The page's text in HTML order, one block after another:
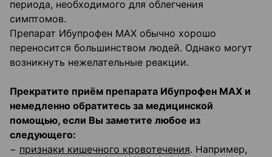
периода, необходимого для облегчения
симптомов.
Препарат Ибупрофен МАХ обычно хорошо
переносится большинством людей. Однако могут
возникнуть нежелательные реакции.
Прекратите приём препарата Ибупрофен МАХ и
немедленно обратитесь за медицинской
помощью, если Вы заметите любое из
следующего:
− признаки кишечного кровотечения. Например,